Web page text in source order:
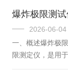
估规范》要求，
防线、确保生产
细化工反应风险
一站式满足评估
热加速量热仪
爆炸极限测
2026-06-04
一、概述爆炸极
限测定仪，是用